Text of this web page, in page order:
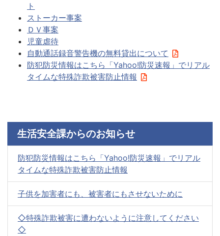
ト
ストーカー事案
ＤＶ事案
児童虐待
自動通話録音警告機の無料貸出について
防犯防災情報はこちら「Yahoo!防災速報」でリアル
タイムな特殊詐欺被害防止情報
生活安全課からのお知らせ
防犯防災情報はこちら「Yahoo!防災速報」でリアル
タイムな特殊詐欺被害防止情報
子供を加害者にも、被害者にもさせないために
◇特殊詐欺被害に遭わないように注意してください
◇